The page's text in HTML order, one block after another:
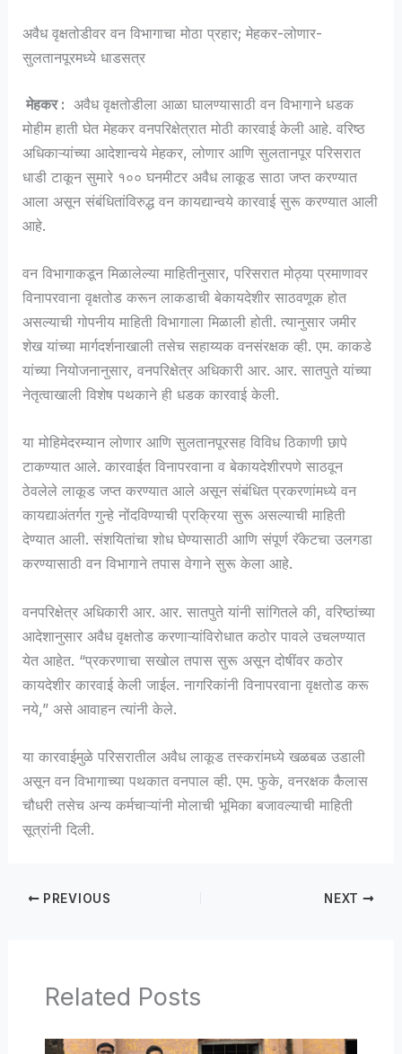
अवैध वृक्षतोडीवर वन विभागाचा मोठा प्रहार; मेहकर-लोणार-
सुलतानपूरमध्ये धाडसत्र
मेहकर : अवैध वृक्षतोडीला आळा घालण्यासाठी वन विभागाने धडक
मोहीम हाती घेत मेहकर वनपरिक्षेत्रात मोठी कारवाई केली आहे. वरिष्ठ
अधिकाऱ्यांच्या आदेशान्वये मेहकर, लोणार आणि सुलतानपूर परिसरात
धाडी टाकून सुमारे १०० घनमीटर अवैध लाकूड साठा जप्त करण्यात
आला असून संबंधितांविरुद्ध वन कायद्यान्वये कारवाई सुरू करण्यात आली
आहे.
वन विभागाकडून मिळालेल्या माहितीनुसार, परिसरात मोठ्या प्रमाणावर
विनापरवाना वृक्षतोड करून लाकडाची बेकायदेशीर साठवणूक होत
असल्याची गोपनीय माहिती विभागाला मिळाली होती. त्यानुसार जमीर
शेख यांच्या मार्गदर्शनाखाली तसेच सहाय्यक वनसंरक्षक व्ही. एम. काकडे
यांच्या नियोजनानुसार, वनपरिक्षेत्र अधिकारी आर. आर. सातपुते यांच्या
नेतृत्वाखाली विशेष पथकाने ही धडक कारवाई केली.
या मोहिमेदरम्यान लोणार आणि सुलतानपूरसह विविध ठिकाणी छापे
टाकण्यात आले. कारवाईत विनापरवाना व बेकायदेशीरपणे साठवून
ठेवलेले लाकूड जप्त करण्यात आले असून संबंधित प्रकरणांमध्ये वन
कायद्याअंतर्गत गुन्हे नोंदविण्याची प्रक्रिया सुरू असल्याची माहिती
देण्यात आली. संशयितांचा शोध घेण्यासाठी आणि संपूर्ण रॅकेटचा उलगडा
करण्यासाठी वन विभागाने तपास वेगाने सुरू केला आहे.
वनपरिक्षेत्र अधिकारी आर. आर. सातपुते यांनी सांगितले की, वरिष्ठांच्या
आदेशानुसार अवैध वृक्षतोड करणाऱ्यांविरोधात कठोर पावले उचलण्यात
येत आहेत. “प्रकरणाचा सखोल तपास सुरू असून दोषींवर कठोर
कायदेशीर कारवाई केली जाईल. नागरिकांनी विनापरवाना वृक्षतोड करू
नये,” असे आवाहन त्यांनी केले.
या कारवाईमुळे परिसरातील अवैध लाकूड तस्करांमध्ये खळबळ उडाली
असून वन विभागाच्या पथकात वनपाल व्ही. एम. फुके, वनरक्षक कैलास
चौधरी तसेच अन्य कर्मचाऱ्यांनी मोलाची भूमिका बजावल्याची माहिती
सूत्रांनी दिली.
PREVIOUS NEXT
Related Posts